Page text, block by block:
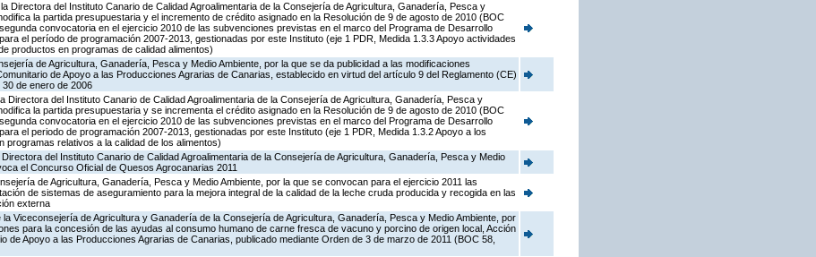
Directora del Instituto Canario de Calidad Agroalimentaria de la Consejería de Agricultura, Ganadería, Pesca y
la partida presupuestaria y el incremento de crédito asignado en la Resolución de 9 de agosto de 2010 (BOC
convocatoria en el ejercicio 2010 de las subvenciones previstas en el marco del Programa de Desarrollo
el período de programación 2007-2013, gestionadas por este Instituto (eje 1 PDR, Medida 1.3.3 Apoyo actividades
productos en programas de calidad alimentos)
de Agricultura, Ganadería, Pesca y Medio Ambiente, por la que se da publicidad a las modificaciones
de Apoyo a las Producciones Agrarias de Canarias, establecido en virtud del artículo 9 del Reglamento (CE)
30 de enero de 2006
Directora del Instituto Canario de Calidad Agroalimentaria de la Consejería de Agricultura, Ganadería, Pesca y
la partida presupuestaria y se incrementa el crédito asignado en la Resolución de 9 de agosto de 2010 (BOC
convocatoria en el ejercicio 2010 de las subvenciones previstas en el marco del Programa de Desarrollo
el periodo de programación 2007-2013, gestionadas por este Instituto (eje 1 PDR, Medida 1.3.2 Apoyo a los
programas relativos a la calidad de los alimentos)
Directora del Instituto Canario de Calidad Agroalimentaria de la Consejería de Agricultura, Ganadería, Pesca y Medio
el Concurso Oficial de Quesos Agrocanarias 2011
de Agricultura, Ganadería, Pesca y Medio Ambiente, por la que se convocan para el ejercicio 2011 las
de sistemas de aseguramiento para la mejora integral de la calidad de la leche cruda producida y recogida en las
externa
la Viceconsejería de Agricultura y Ganadería de la Consejería de Agricultura, Ganadería, Pesca y Medio Ambiente, por
para la concesión de las ayudas al consumo humano de carne fresca de vacuno y porcino de origen local, Acción
de Apoyo a las Producciones Agrarias de Canarias, publicado mediante Orden de 3 de marzo de 2011 (BOC 58,